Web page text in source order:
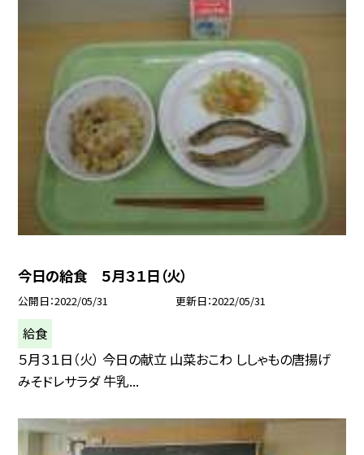
今日の給食 ５月３１日（火）
公開日 2022/05/31 更新日 2022/05/31
給食
５月３１日（火） 今日の献立 山菜おこわ ししゃもの唐揚げ
みそドレサラダ 牛乳...